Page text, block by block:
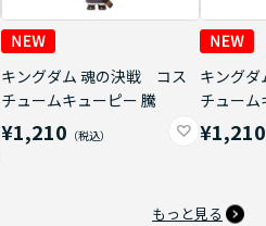
キングダム 魂の決戦 コス
チュームキューピー 騰
¥1,210
キング
チューム
¥1,210
もっと見る